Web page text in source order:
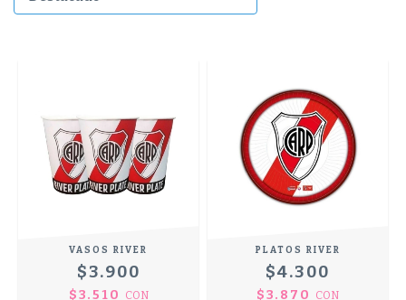
VASOS RIVER
$3.900
$3.510
CON
PLATOS RIVER
$4.300
$3.870
CON